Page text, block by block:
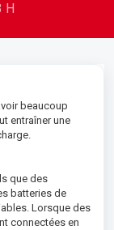
H
beaucoup
entraîner une
que des
batteries de
Lorsque des
connectées en